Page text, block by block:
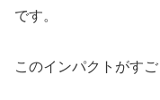
です。
このインパクトがすご